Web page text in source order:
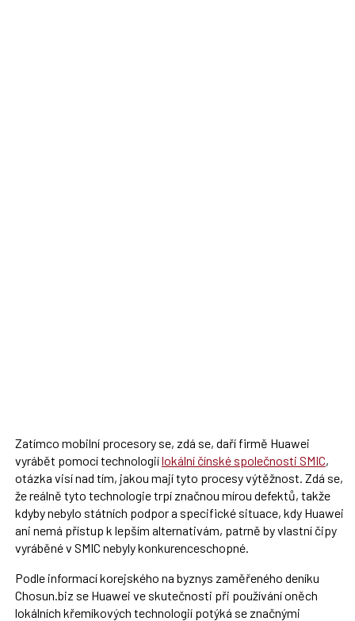
Zatímco mobilní procesory se, zdá se, daří firmě Huawei
vyrábět pomocí technologiílokální čínské společnosti SMIC,
otázka visí nad tím, jakou mají tyto procesy výtěžnost. Zdá se,
že reálně tyto technologie trpí značnou mírou defektů, takže
kdyby nebylo státních podpor a specifické situace, kdy Huawei
ani nemá přístup k lepším alternativám, patrně by vlastní čipy
vyráběné v SMIC nebyly konkurenceschopné.
Podle informací korejského na byznys zaměřeného deníku
Chosun.biz se Huawei ve skutečnosti při používání oněch
lokálních křemíkových technologií potýká se značnými